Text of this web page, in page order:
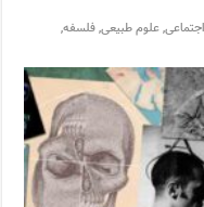
,علوم طبیعی,فلسفه,